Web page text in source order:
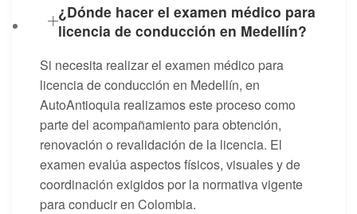
¿Dónde hacer el examen médico para
licencia de conducción en Medellín?
Si necesita realizar el examen médico para
licencia de conducción en Medellín, en
AutoAntioquia realizamos este proceso como
parte del acompañamiento para obtención,
renovación o revalidación de la licencia. El
examen evalúa aspectos físicos, visuales y de
coordinación exigidos por la normativa vigente
para conducir en Colombia.